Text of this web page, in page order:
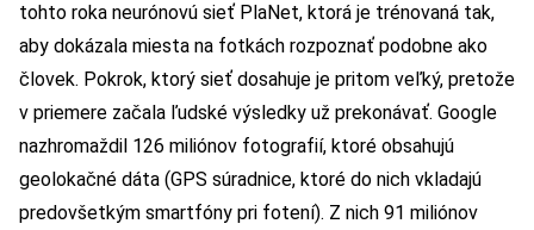
tohto roka neurónovú sieť PlaNet, ktorá je trénovaná tak,
aby dokázala miesta na fotkách rozpoznať podobne ako
človek. Pokrok, ktorý sieť dosahuje je pritom veľký, pretože
v priemere začala ľudské výsledky už prekonávať. Google
nazhromaždil 126 miliónov fotografií, ktoré obsahujú
geolokačné dáta (GPS súradnice, ktoré do nich vkladajú
predovšetkým smartfóny pri fotení). Z nich 91 miliónov